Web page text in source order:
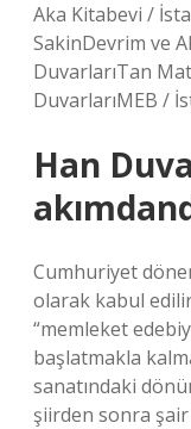
Aka Kitabevi /
SakinDevrim ve
DuvarlarıTan
DuvarlarıMEB /
Han
Cumhuriyet
olarak kabul
“memleket
başlatmakla
sanatındaki
şiirden sonra